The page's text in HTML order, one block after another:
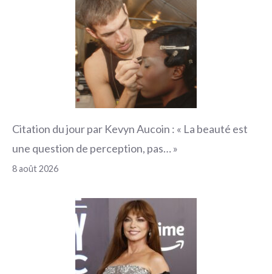
Citation du jour par Kevyn Aucoin : « La beauté est
une question de perception, pas… »
8 août 2026